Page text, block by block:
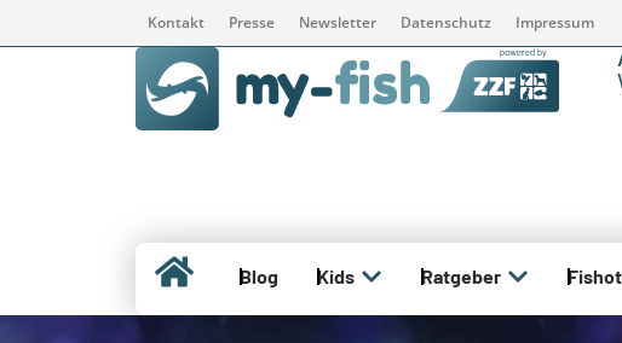
Kontakt Presse Newsletter Datenschutz Impressum
Blog Kids Ratgeber